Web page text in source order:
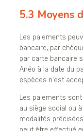
5.3 Moyens
Les paiements
bancaire, par
par carte bancaire
Anéo à la date du
espèces n'est
Les paiements
au siège social ou
modalités